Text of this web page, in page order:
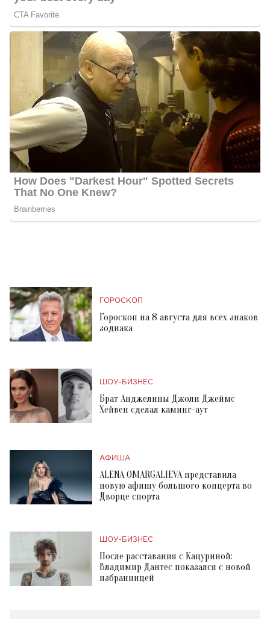
ГОРОСКОП
Гороскоп на 8 августа для всех знаков
зодиака
ШОУ-БИЗНЕС
Брат Анджелины Джоли Джеймс
Хейвен сделал каминг-аут
АФИША
ALENA OMARGALIEVA представила
новую афишу большого концерта во
Дворце спорта
ШОУ-БИЗНЕС
После расставания с Кацуриной:
Владимир Дантес показался с новой
избранницей